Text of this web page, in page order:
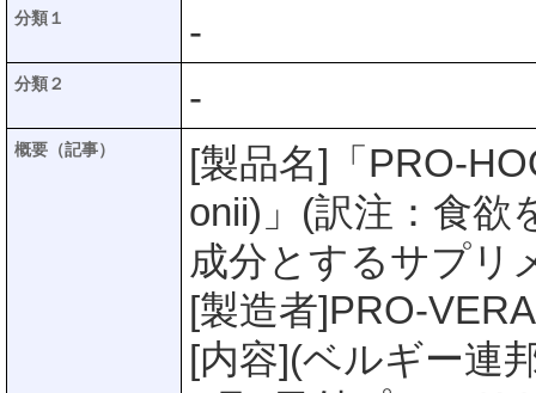
分類１ -
分類２ -
概要（記事）
[製品名]「PRO-
onii)」(訳注：食欲
成分とするサプリ
[製造者]PRO-
[内容](ベルギー連